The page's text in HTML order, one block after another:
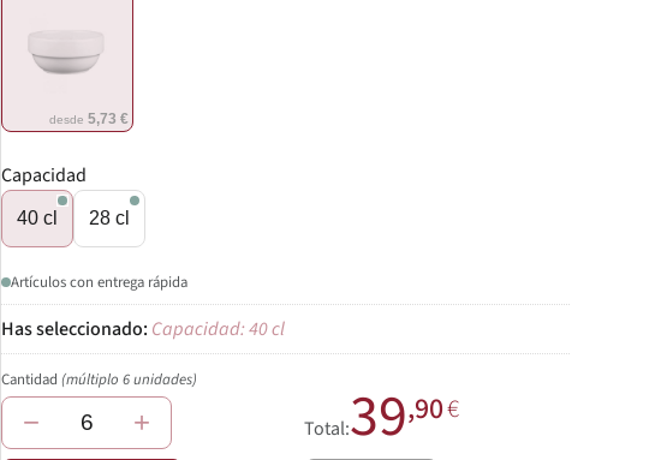
desde5,73 €
Capacidad
40 cl 28 cl
Artículos con entrega rápida
Capacidad: 40 cl
Cantidad(múltiplo 6 unidades)
− + Total:39,90€